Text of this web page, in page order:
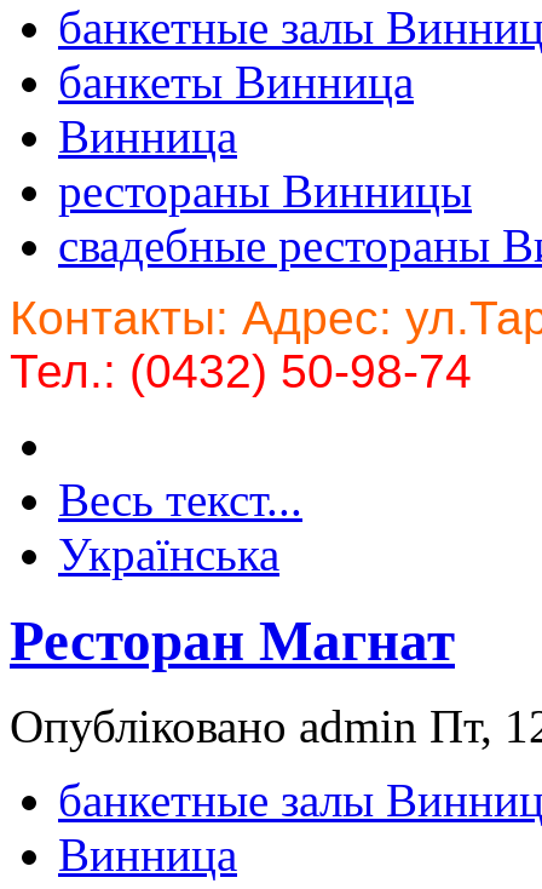
банкетные залы
банкеты Винница
Винница
рестораны Винницы
свадебные рестораны
Контакты: Адрес:
Тел.: (0432) 50-98-74
Весь текст...
Українська
Ресторан Магнат
Опубліковано admin Пт,
банкетные залы
Винница